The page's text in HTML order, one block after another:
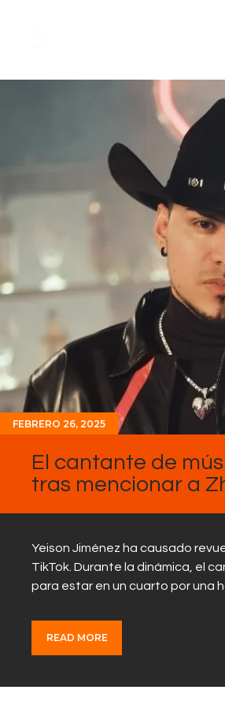
FEBRERO 26, 2025
El cantante de
tras mencionar a
Yeison Jiménez ha causado
TikTok. Durante la dinámica, el
para estar en un cuarto por una
READ MORE